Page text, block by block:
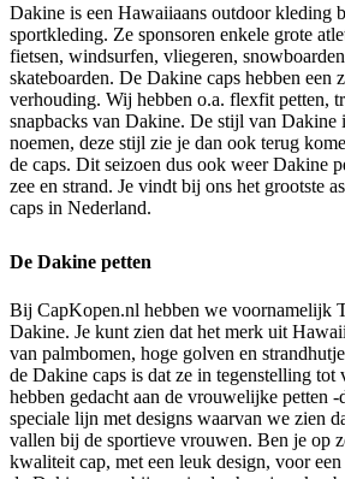
Dakine is een Hawaiiaans outdoor kleding
sportkleding. Ze sponsoren enkele grote
fietsen, windsurfen, vliegeren,
skateboarden. De Dakine caps hebben een
verhouding. Wij hebben o.a. flexfit petten,
snapbacks van Dakine. De stijl van Dakine
noemen, deze stijl zie je dan ook terug
de caps. Dit seizoen dus ook weer Dakine
zee en strand. Je vindt bij ons het grootste
caps in Nederland.
De Dakine petten
Bij CapKopen.nl hebben we voornamelijk
Dakine. Je kunt zien dat het merk uit
van palmbomen, hoge golven en
de Dakine caps is dat ze in tegenstelling tot
hebben gedacht aan de vrouwelijke petten -
speciale lijn met designs waarvan we zien
vallen bij de sportieve vrouwen. Ben je op
kwaliteit cap, met een leuk design, voor